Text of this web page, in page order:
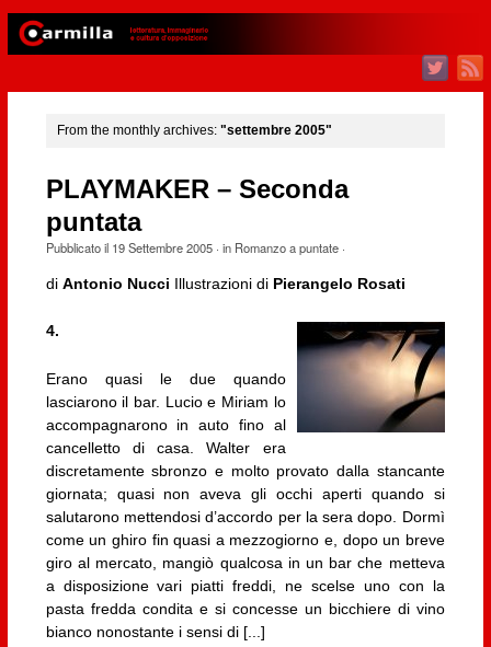
From the monthly archives: "settembre 2005"
PLAYMAKER – Seconda
puntata
Pubblicato il 19 Settembre 2005· in Romanzo a puntate·
di Antonio Nucci Illustrazioni di Pierangelo Rosati
4.
Erano quasi le due quando
lasciarono il bar. Lucio e Miriam lo
accompagnarono in auto fino al
cancelletto di casa. Walter era
discretamente sbronzo e molto provato dalla stancante
giornata; quasi non aveva gli occhi aperti quando si
salutarono mettendosi d’accordo per la sera dopo. Dormì
come un ghiro fin quasi a mezzogiorno e, dopo un breve
giro al mercato, mangiò qualcosa in un bar che metteva
a disposizione vari piatti freddi, ne scelse uno con la
pasta fredda condita e si concesse un bicchiere di vino
bianco nonostante i sensi di [...]